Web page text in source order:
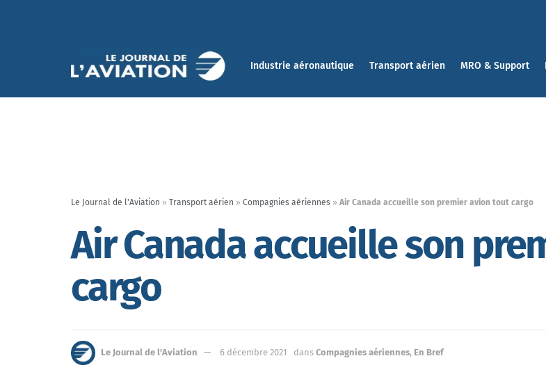
Industrie aéronautique Transport aérien MRO & Support
Le Journal de l'Aviation » Transport aérien » Compagnies aériennes » Air Canada accueille son premier avion tout cargo
Air Canada accueille son
cargo
Le Journal de l'Aviation 6 décembre 2021 dans Compagnies aériennes, En Bref